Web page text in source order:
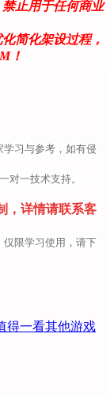
止用于任何商业
简化架设过程，
！
学习与参考，如有侵
对一技术支持。
，详情请联系客
限学习使用，请下
得一看其他游戏